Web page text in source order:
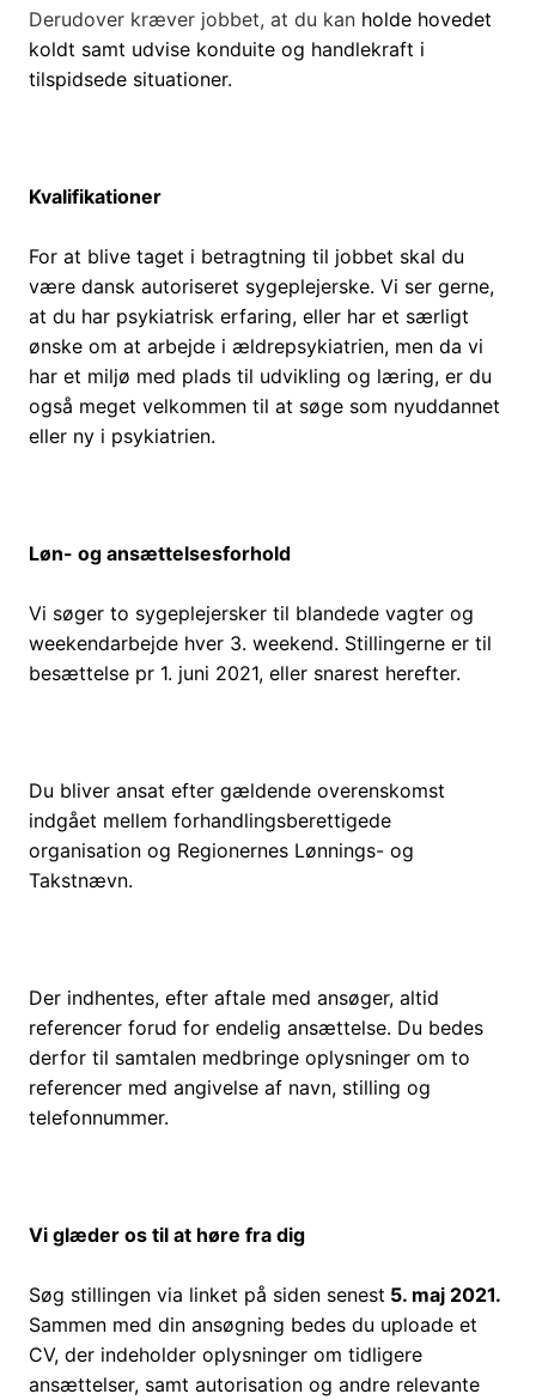
Derudover kræver jobbet, at du kan holde hovedet
koldt samt udvise konduite og handlekraft i
tilspidsede situationer.
Kvalifikationer
For at blive taget i betragtning til jobbet skal du
være dansk autoriseret sygeplejerske. Vi ser gerne,
at du har psykiatrisk erfaring, eller har et særligt
ønske om at arbejde i ældrepsykiatrien, men da vi
har et miljø med plads til udvikling og læring, er du
også meget velkommen til at søge som nyuddannet
eller ny i psykiatrien.
Løn- og ansættelsesforhold
Vi søger to sygeplejersker til blandede vagter og
weekendarbejde hver 3. weekend. Stillingerne er til
besættelse pr 1. juni 2021, eller snarest herefter.
Du bliver ansat efter gældende overenskomst
indgået mellem forhandlingsberettigede
organisation og Regionernes Lønnings- og
Takstnævn.
Der indhentes, efter aftale med ansøger, altid
referencer forud for endelig ansættelse. Du bedes
derfor til samtalen medbringe oplysninger om to
referencer med angivelse af navn, stilling og
telefonnummer.
Vi glæder os til at høre fra dig
Søg stillingen via linket på siden senest 5. maj 2021.
Sammen med din ansøgning bedes du uploade et
CV, der indeholder oplysninger om tidligere
ansættelser, samt autorisation og andre relevante